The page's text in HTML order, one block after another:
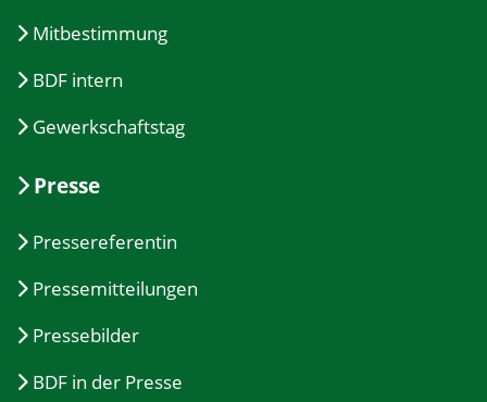
Mitbestimmung
BDF intern
Gewerkschaftstag
Presse
Pressereferentin
Pressemitteilungen
Pressebilder
BDF in der Presse